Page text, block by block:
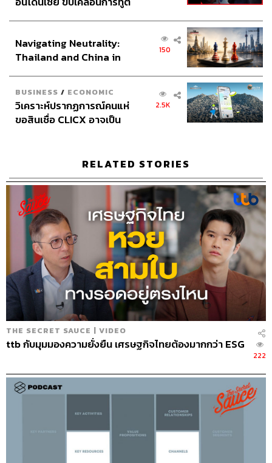
Video Editorวุฒิชัย ถิระบัญชาศักดิ์
Sound Designer & Engineerกฤตพล จียะเกียรติ
ขจีพรรณ วิจิตรรัตน์
Assistantอสุมิ สุกี้คาวะ
Graphic Designerธนิดา โตวิวัฒน์
Channel Managerเชษฐพงศ์ ชูประดิษฐ์
Social Media Editorทศพล เพิ่มพูล
Channel Internsนิพพิชฌน์ ชุลีนวน
THE STANDARD Proofreader Team
วรรณกุล, ธิติกร ลิ้มทองมณี, วิมลณัฐ พรศิริอนันต์
Archive Officerชริน จำปาวัน
TAGS: Podcast
The Standard Podcast
The Secret Sauce
เคน นครินทร์
738
บรรณาธิการบริหาร สำนักข่าว THE
อินโดนีเซีย
Navigating Neutrality:
Thailand and China in
150
BUSINESS / ECONOMIC
วิเคราะห์ปรากฏการณ์คนแห่
ขอสินเชื่อ CLICX อาจเป็น
2.5K
RELATED STORIES
THE SECRET SAUCE | VIDEO
ttb กับมุมมองความยั่งยืน เศรษฐกิจไทยต้องมากกว่า ESG
222